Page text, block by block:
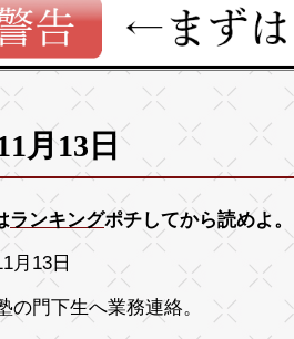
月13日
ランキングポチしてから読めよ。
月13日
の門下生へ業務連絡。